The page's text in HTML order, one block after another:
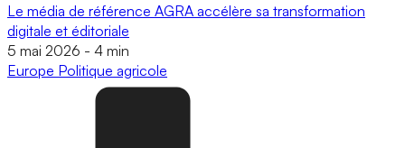
Le média de référence AGRA accélère sa transformation
digitale et éditoriale
5 mai 2026 - 4 min
Europe Politique agricole